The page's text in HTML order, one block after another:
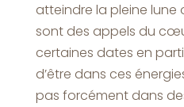
atteindre la pleine lune
sont des appels du
certaines dates en
d’être dans ces
pas forcément dans